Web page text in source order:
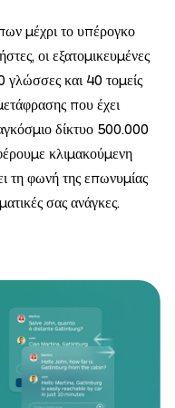
μέχρι το υπέρογκο
οι εξατομικευμένες
και 40 τομείς
που έχει
δίκτυο 500.000
κλιμακούμενη
τη φωνή της επωνυμίας
σας ανάγκες.